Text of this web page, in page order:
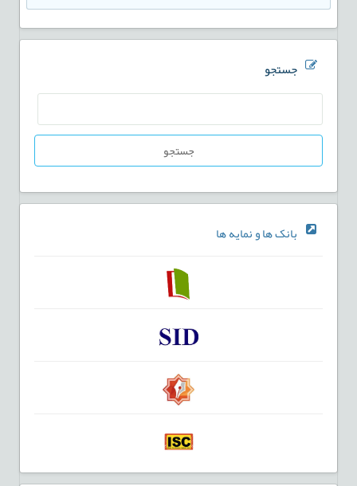
جستجو
جستجو
بانک ها و نمایه ها